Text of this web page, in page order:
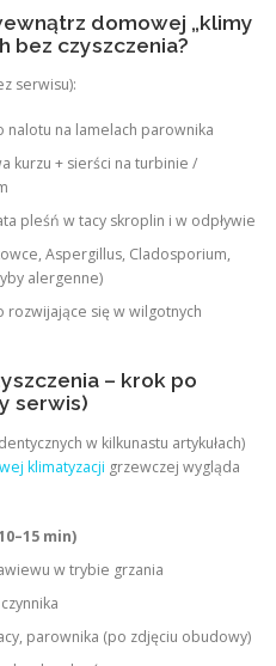
domowej „klimy
bez czyszczenia?
serwisu):
nalotu na lamelach parownika
kurzu + sierści na turbinie /
pleśń w tacy skroplin i w odpływie
Aspergillus, Cladosporium,
alergenne)
się w wilgotnych
– krok po
serwis)
w kilkunastu artykułach)
klimatyzacji grzewczej wygląda
min)
w trybie grzania
parownika (po zdjęciu obudowy)